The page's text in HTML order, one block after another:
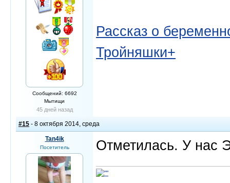
Сообщений: 6692
Мытищи
45 дней назад
Рассказ о
Тройняшки+
#15 - 8 октября 2014, среда
Tan4ik
Посетитель Отметилась. У нас